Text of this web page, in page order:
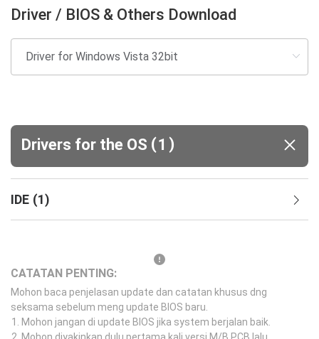
Driver / BIOS & Others Download
Drivers for the OS (1 )
IDE (1)
CATATAN PENTING:
Mohon baca penjelasan update dan catatan khusus dng
seksama sebelum meng update BIOS baru.
Mohon jangan di update BIOS jika system berjalan baik.